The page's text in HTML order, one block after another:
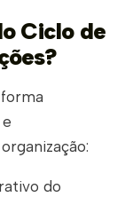
Ciclo de
do